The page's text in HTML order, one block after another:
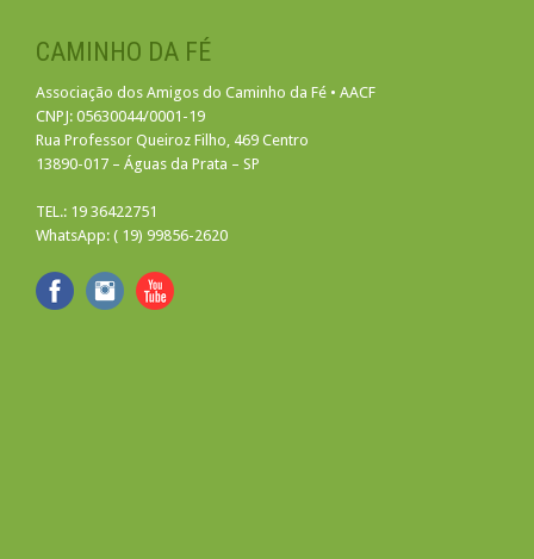
CAMINHO DA FÉ
Associação dos Amigos do Caminho da Fé • AACF
CNPJ: 05630044/0001-19
Rua Professor Queiroz Filho, 469 Centro
13890-017 – Águas da Prata – SP
TEL.: 19 36422751
WhatsApp: ( 19) 99856-2620